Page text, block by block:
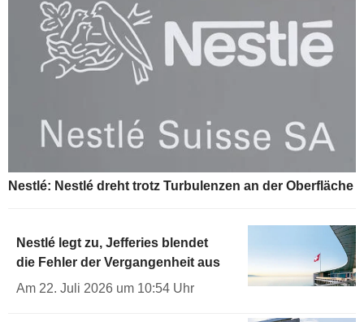
Nestlé: Nestlé dreht trotz Turbulenzen an der Oberfläche
Nestlé legt zu, Jefferies blendet
die Fehler der Vergangenheit aus
Am 22. Juli 2026 um 10:54 Uhr